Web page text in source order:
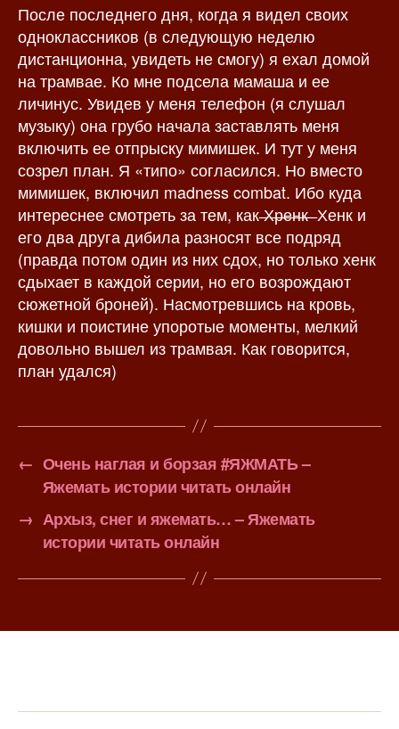
с
и
и
После последнего дня, когда я видел своих
одноклассников (в следующую неделю
дистанционна, увидеть не смогу) я ехал домой
на трамвае. Ко мне подсела мамаша и ее
личинус. Увидев у меня телефон (я слушал
музыку) она грубо начала заставлять меня
включить ее отпрыску мимишек. И тут у меня
созрел план. Я «типо» согласился. Но вместо
мимишек, включил madness combat. Ибо куда
интереснее смотреть за тем, как ̶Х̶р̶е̶н̶к̶ ̶ Хенк и
его два друга дибила разносят все подряд
(правда потом один из них сдох, но только хенк
сдыхает в каждой серии, но его возрождают
сюжетной броней). Насмотревшись на кровь,
кишки и поистине упоротые моменты, мелкий
довольно вышел из трамвая. Как говорится,
план удался)
← Очень наглая и борзая #ЯЖМАТЬ –
Яжемать истории читать онлайн
→ Архыз, снег и яжемать… – Яжемать
истории читать онлайн